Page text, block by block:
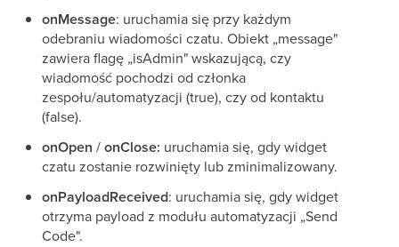
onMessage: uruchamia się przy każdym
odebraniu wiadomości czatu. Obiekt „message"
zawiera flagę „isAdmin" wskazującą, czy
wiadomość pochodzi od członka
zespołu/automatyzacji (true), czy od kontaktu
(false).
onOpen /onClose: uruchamia się, gdy widget
czatu zostanie rozwinięty lub zminimalizowany.
onPayloadReceived: uruchamia się, gdy widget
otrzyma payload z modułu automatyzacji „Send
Code".